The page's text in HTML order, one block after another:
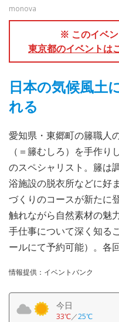
monova
※ このイベン
東京都のイベントは
日本の気候風土
れる
愛知県・東郷町の籐職人
（＝籐むしろ）を手作
のスペシャリスト。籐は
浴施設の脱衣所などに好
づくりのコースが新たに
触れながら自然素材の魅
手仕事について深く知る
ールにて予約可能）。各回
情報提供：イベントバンク
今日
33℃／25℃